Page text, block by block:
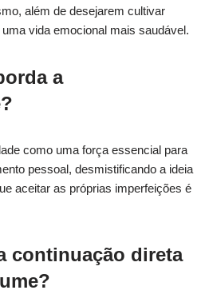
além de desejarem cultivar
vida emocional mais saudável.
a
como uma força essencial para
pessoal, desmistificando a ideia
aceitar as próprias imperfeições é
continuação direta